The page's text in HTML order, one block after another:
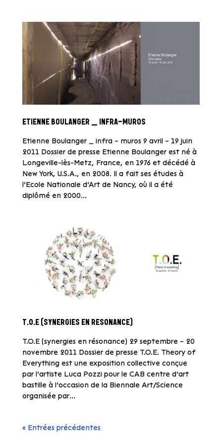
ETIENNE BOULANGER _ INFRA-MUROS
Etienne Boulanger _ infra – muros 9 avril – 19 juin
2011 Dossier de presse Etienne Boulanger est né à
Longeville-lès-Metz, France, en 1976 et décédé à
New York, U.S.A., en 2008. Il a fait ses études à
l’Ecole Nationale d’Art de Nancy, où il a été
diplômé en 2000...
T.O.E (SYNERGIES EN RESONANCE)
T.O.E (synergies en résonance) 29 septembre – 20
novembre 2011 Dossier de presse T.O.E. Theory of
Everything est une exposition collective conçue
par l’artiste Luca Pozzi pour le CAB centre d’art
bastille à l’occasion de la Biennale Art/Science
organisée par...
« Entrées précédentes